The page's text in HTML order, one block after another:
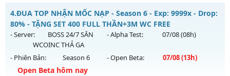
Thể loại: Mu Nguyên bản Webzen
Antihack: BDCAM
💥 MU HÀ NỘI 💥 - 🎁 65k Point - Đồ free chỉ PK 🎁
Mu mới ra tháng 07 2026 - Mở máy chủDEVIAS
ngày 29/07/2626
Exp: 300x - Drop: 20%
Kiểu reset: Reset In Game
4.ĐUA TOP NHẬN MỐC NẠP - Season 6 - Exp: 9999x - Drop:
80% - TẶNG SET 400 FULL THẦN+3M WC FREE
- Server:
BOSS 24/7 SĂN
WCOINC THẢ GA
- Alpha Test: 07/08(08h)
- Phiên Bản: Season 6 - Open Beta: 07/08(13h)
Open Beta hôm nay